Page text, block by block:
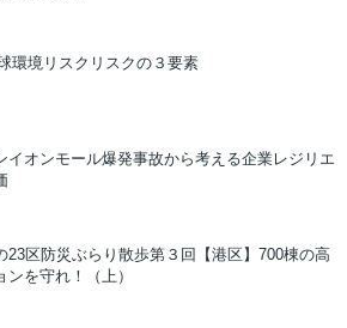
環境リスク リスクの３要素
イオンモール爆発事故から考える企業レジリエ
23区防災ぶらり散歩第３回【港区】700棟の高
ンを守れ！（上）